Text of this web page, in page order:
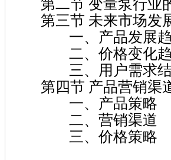
第二节 变量泵行业
第三节 未来市场发
一、产品发展趋
二、价格变化趋
三、用户需求结
第四节 产品营销渠
一、产品策略
二、营销渠道
三、价格策略